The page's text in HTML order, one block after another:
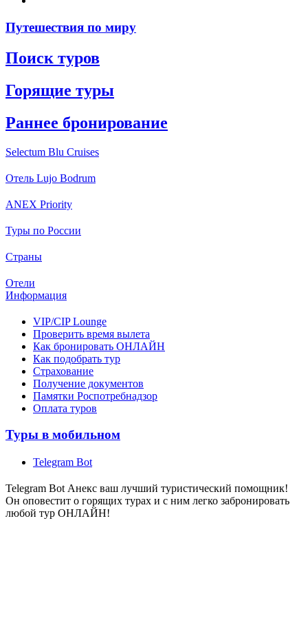
Путешествия по миру
Поиск туров
Горящие туры
Раннее бронирование
Selectum Blu Cruises
Отель Lujo Bodrum
ANEX Priority
Туры по России
Страны
Отели
Информация
VIP/CIP Lounge
Проверить время вылета
Как бронировать ОНЛАЙН
Как подобрать тур
Страхование
Получение документов
Памятки Роспотребнадзор
Оплата туров
Туры в мобильном
Telegram Bot
Telegram Bot Анекс ваш лучший туристический помощник!
Он оповестит о горящих турах и с ним легко забронировать
любой тур ОНЛАЙН!